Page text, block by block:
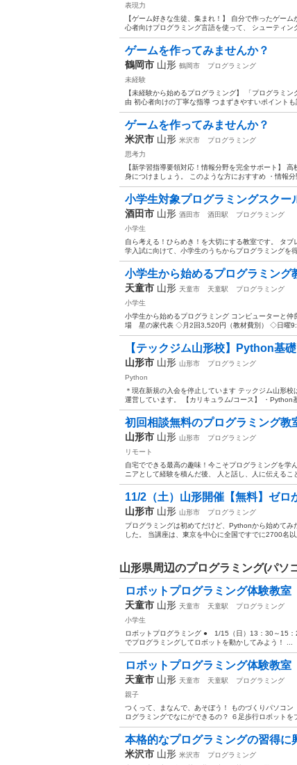
表現力
【ゲーム好きな生徒、集まれ！】 自分で作ったゲー
心者向けプログラミング言語を使って、 シューティン
ゲームを作ってみませんか？
鶴岡市 山形 鶴岡市
プログラミング
未経験
【未経験から始めるプログラミング】 「プログラミ
由 初心者向けの丁寧な指導 つまずきやすいポイントも
ゲームを作ってみませんか？
米沢市 山形 米沢市
プログラミング
思考力
【新学習指導要領対応！情報分野を完全サポート】
身につけましょう。 このような方におすすめ ・情報
小学生対象プログラミングスクー
酒田市 山形 酒田市 酒田駅
プログラミング
小学生
自ら考える！ひらめき！を大切にする教室です。 タ
学入試に向けて、小学生のうちからプログラミングを
小学生から始めるプログラミング
天童市 山形 天童市 天童駅
プログラミング
小学生
小学生から始めるプログラミング コンピューター
場 星の家代表 ◇月2回3,520円（教材費別） ◇
【テックジム山形校】Python基
山形市 山形 山形市
プログラミング
Python
＊現在新規の入会を停止しています テックジム山形
運営しています。 【カリキュラム/コース】 ・Python
初回相談無料のプログラミング教
山形市 山形 山形市
プログラミング
リモート
自宅でできる最高の趣味！今こそプログラミングを学
ニアとして経験を積んだ後、 人と話し、人に伝えるこ
11/2（土）山形開催【無料】ゼ
山形市 山形 山形市
プログラミング
プログラミングは初めてだけど、Pythonから始めて
した。 当講座は、東京を中心に全国ですでに2700名
山形県周辺のプログラミング(パソ
ロボットプログラミング体験教室
天童市 山形 天童市 天童駅
プログラミング
小学生
ロボットプログラミング ● 1/15（日）13：30～
でプログラミングしてロボットを動かしてみよう！ ...
ロボットプログラミング体験教室
天童市 山形 天童市 天童駅
プログラミング
親子
つくって、まなんで、あそぼう！ ものづくりパソコ
ログラミングでなにができるの？ ６足歩行ロボット
本格的なプログラミングの習得に
米沢市 山形 米沢市
プログラミング